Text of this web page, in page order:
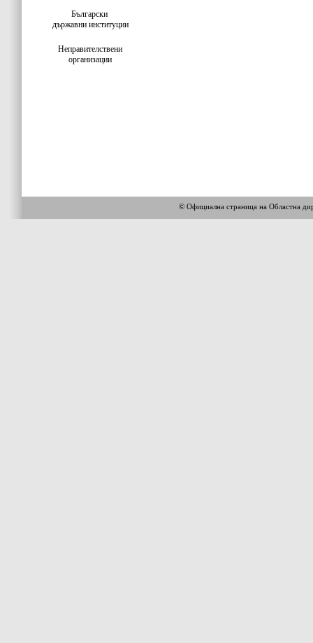
Български
държавни институции
Неправителствени
организации
© Официална страница на